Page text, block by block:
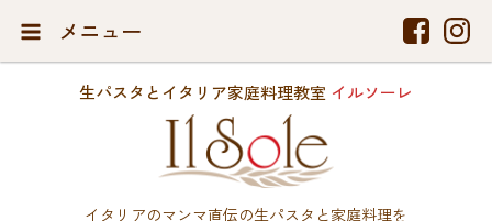
メニュー
生パスタとイタリア家庭料理教室 イルソーレ
イタリアのマンマ直伝の生パスタと家庭料理を